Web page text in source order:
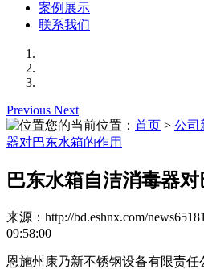
案例展示
联系我们
Previous Next
您的当前位置： 首页 > 公司
器对巴东水箱的作用
巴东水箱自洁消毒器
来源：http://bd.eshnx.com/
09:58:00
恩施州康乃新不锈钢设备有限责任